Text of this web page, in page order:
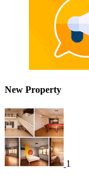
New Property
1